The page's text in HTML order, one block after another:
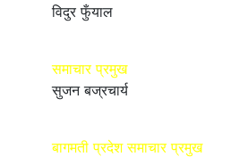
विदुर फुँयाल
समाचार प्रमुख
सुजन बज्रचार्य
बागमती प्रदेश समाचार प्रमुख